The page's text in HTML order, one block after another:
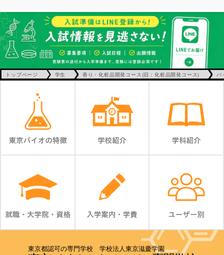
トップページ 学生 香り・化粧品開発コース(旧：化粧品開発コース) バ
東京都認可の専門学校 学校法人東京滋慶学園